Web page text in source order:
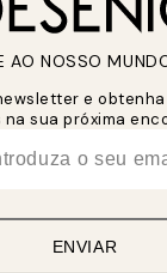
AO NOSSO
e obtenha
sua próxima
ENVIAR